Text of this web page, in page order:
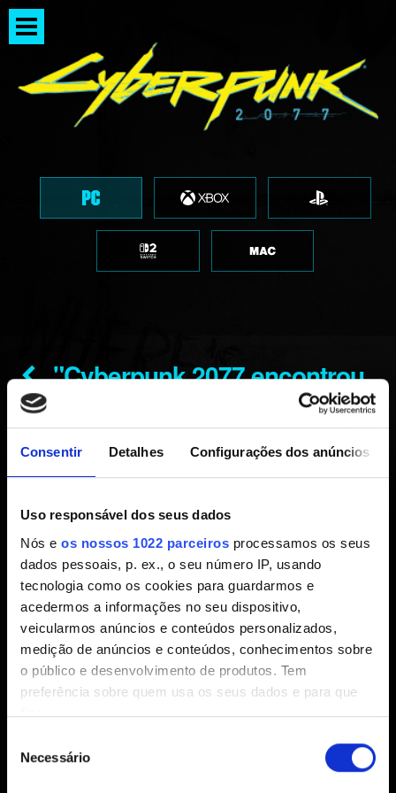
Consentir Detalhes Configurações dos anúncios
Uso responsável dos seus dados
Nós e os nossos 1022 parceiros processamos os seus
dados pessoais, p. ex., o seu número IP, usando
tecnologia como os cookies para guardarmos e
acedermos a informações no seu dispositivo,
veicularmos anúncios e conteúdos personalizados,
medição de anúncios e conteúdos, conhecimentos sobre
o público e desenvolvimento de produtos. Tem
preferência sobre quem usa os seus dados e para que
fins.
Se permitir, gostaríamos também de:
Necessário
"Cyberpunk 2077 encontrou
um erro causado por um
arquivo de script corrompido ou
ausente e será forçado a
fechar."
Criado há 3 anos Atualizado há 6 meses
Se você encontrar esse erro ao tentar iniciar oCyberpunk
2077, execute uma instalação limpa do jogo conforme
estasinstruções.